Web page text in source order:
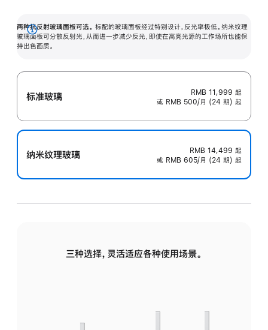
两种抗反射玻璃面板可选。 标配的玻璃面板经过特别设计，反光率极低。纳米纹理
玻璃面板可分散反射光，从而进一步减少反光，即使在高亮光源的工作场所也能保
持出色画质。
展
开
标准玻璃 RMB 11,999 起
或 RMB 500/月 (24 期) 起
纳米纹理玻璃 RMB 14,499 起
或 RMB 605/月 (24 期) 起
三种选择，灵活适应各种使用场景。